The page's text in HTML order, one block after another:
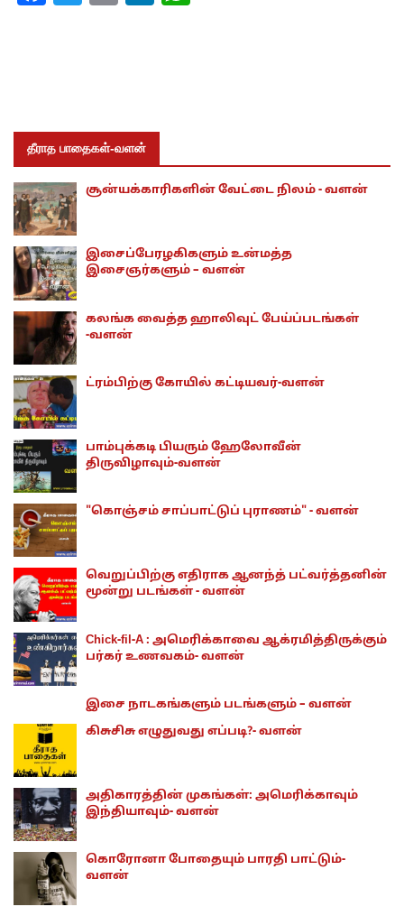
தீராத பாதைகள்-வளன்
சூன்யக்காரிகளின் வேட்டை நிலம் - வளன்
இசைப்பேரழகிகளும் உன்மத்த
இசைஞர்களும் – வளன்
கலங்க வைத்த ஹாலிவுட் பேய்ப்படங்கள்
-வளன்
ட்ரம்பிற்கு கோயில் கட்டியவர்-வளன்
பாம்புக்கடி பியரும் ஹேலோவீன்
திருவிழாவும்-வளன்
"கொஞ்சம் சாப்பாட்டுப் புராணம்" - வளன்
வெறுப்பிற்கு எதிராக ஆனந்த் பட்வர்த்தனின்
மூன்று படங்கள் - வளன்
Chick-fil-A : அமெரிக்காவை ஆக்ரமித்திருக்கும்
பர்கர் உணவகம்- வளன்
இசை நாடகங்களும் படங்களும் – வளன்
கிசுசிசு எழுதுவது எப்படி?- வளன்
அதிகாரத்தின் முகங்கள்: அமெரிக்காவும்
இந்தியாவும்- வளன்
கொரோனா போதையும் பாரதி பாட்டும்-
வளன்